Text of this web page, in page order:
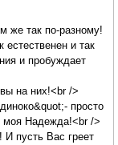
же так по-разному!
и так
и пробуждает
на них!<br />
просто
моя Надежда!<br />
пусть Вас греет